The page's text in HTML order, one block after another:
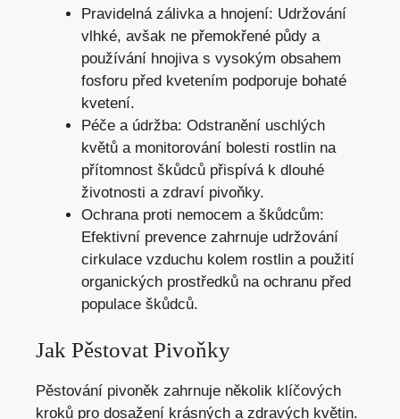
Pravidelná zálivka a hnojení: Udržování
vlhké, avšak ne přemokřené půdy a
používání hnojiva s vysokým obsahem
fosforu před kvetením podporuje bohaté
kvetení.
Péče a údržba: Odstranění uschlých
květů a monitorování bolesti rostlin na
přítomnost škůdců přispívá k dlouhé
životnosti a zdraví pivoňky.
Ochrana proti nemocem a škůdcům:
Efektivní prevence zahrnuje udržování
cirkulace vzduchu kolem rostlin a použití
organických prostředků na ochranu před
populace škůdců.
Jak Pěstovat Pivoňky
Pěstování pivoněk zahrnuje několik klíčových
kroků pro dosažení krásných a zdravých květin.